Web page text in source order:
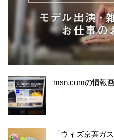
msn.comの情報
「ウィズ京葉ガ